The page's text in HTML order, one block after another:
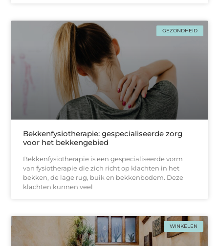
GEZONDHEID
Bekkenfysiotherapie: gespecialiseerde zorg
voor het bekkengebied
Bekkenfysiotherapie is een gespecialiseerde vorm
van fysiotherapie die zich richt op klachten in het
bekken, de lage rug, buik en bekkenbodem. Deze
klachten kunnen veel
WINKELEN